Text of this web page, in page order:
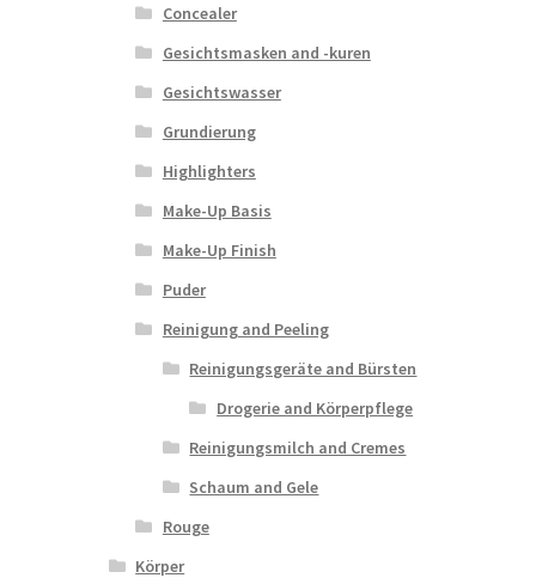
Concealer
Gesichtsmasken and -kuren
Gesichtswasser
Grundierung
Highlighters
Make-Up Basis
Make-Up Finish
Puder
Reinigung and Peeling
Reinigungsgeräte and Bürsten
Drogerie and Körperpflege
Reinigungsmilch and Cremes
Schaum and Gele
Rouge
Körper